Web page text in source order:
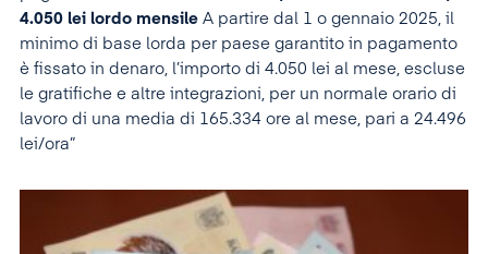
4.050 lei lordo mensile A partire dal 1 o gennaio 2025, il
minimo di base lorda per paese garantito in pagamento
è fissato in denaro, l’importo di 4.050 lei al mese, escluse
le gratifiche e altre integrazioni, per un normale orario di
lavoro di una media di 165.334 ore al mese, pari a 24.496
lei/ora”